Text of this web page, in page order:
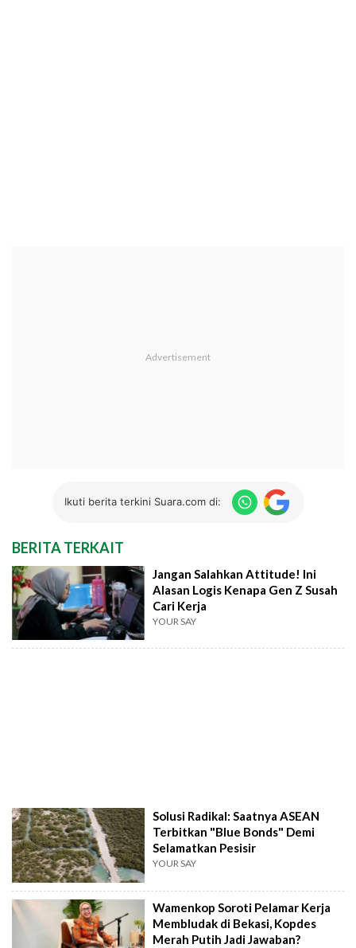
Ikuti berita terkini Suara.com di:
BERITA TERKAIT
Jangan Salahkan Attitude! Ini
Alasan Logis Kenapa Gen Z Susah
Cari Kerja
YOUR SAY
Solusi Radikal: Saatnya ASEAN
Terbitkan "Blue Bonds" Demi
Selamatkan Pesisir
YOUR SAY
Wamenkop Soroti Pelamar Kerja
Membludak di Bekasi, Kopdes
Merah Putih Jadi Jawaban?